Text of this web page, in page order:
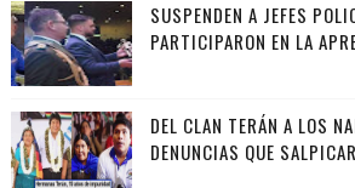
SUSPENDEN A JEFES
PARTICIPARON EN LA
DEL CLAN TERÁN A LOS
DENUNCIAS QUE